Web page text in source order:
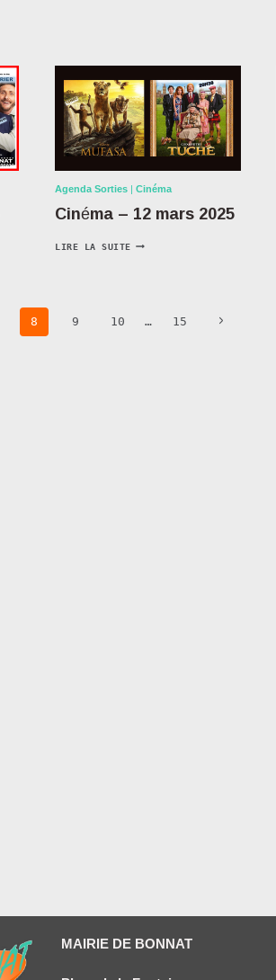
Agenda Sorties |Cinéma
Cinéma – 12 mars 2025
LIRE LA SUITE
8 9 10 … 15
MAIRIE DE BONNAT